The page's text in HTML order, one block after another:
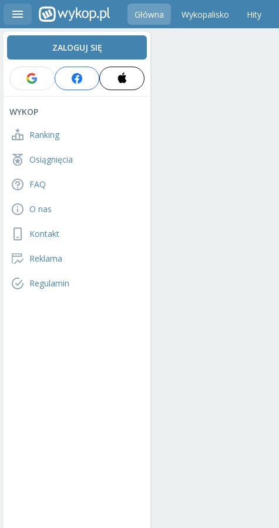
Główna Wykopalisko Hity
ZALOGUJ SIĘ
WYKOP
Ranking
Osiągnięcia
FAQ
O nas
Kontakt
Reklama
Regulamin